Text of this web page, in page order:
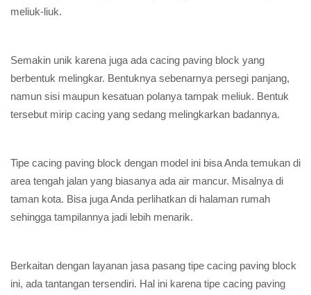
meliuk-liuk.
Semakin unik karena juga ada cacing paving block yang
berbentuk melingkar. Bentuknya sebenarnya persegi panjang,
namun sisi maupun kesatuan polanya tampak meliuk. Bentuk
tersebut mirip cacing yang sedang melingkarkan badannya.
Tipe cacing paving block dengan model ini bisa Anda temukan di
area tengah jalan yang biasanya ada air mancur. Misalnya di
taman kota. Bisa juga Anda perlihatkan di halaman rumah
sehingga tampilannya jadi lebih menarik.
Berkaitan dengan layanan jasa pasang tipe cacing paving block
ini, ada tantangan tersendiri. Hal ini karena tipe cacing paving